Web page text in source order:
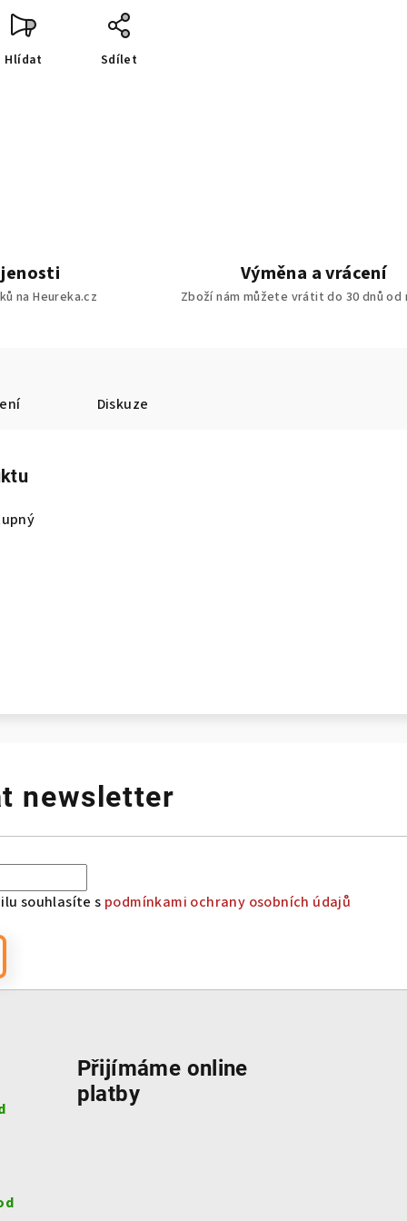
Hlídat Sdílet
na Heureka.cz
Výměna a vrácení
Zboží nám můžete vrátit do 30 dnů od
Diskuze
newsletter
souhlasíte s podmínkami ochrany osobních údajů
Přijímáme online
platby